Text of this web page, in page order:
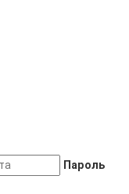
Пароль